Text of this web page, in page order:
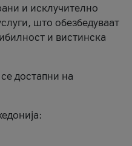
и исклучително
што обезбедуваат
и вистинска
достапни на